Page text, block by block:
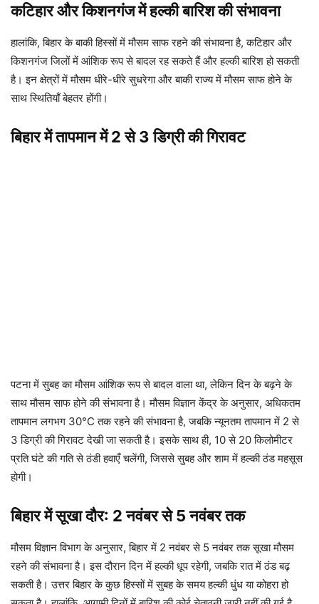
कटिहार और किशनगंज में हल्की बारिश की संभावना
हालांकि, बिहार के बाकी हिस्सों में मौसम साफ रहने की संभावना है, कटिहार और
किशनगंज जिलों में आंशिक रूप से बादल रह सकते हैं और हल्की बारिश हो सकती
है। इन क्षेत्रों में मौसम धीरे-धीरे सुधरेगा और बाकी राज्य में मौसम साफ होने के
साथ स्थितियाँ बेहतर होंगी।
बिहार में तापमान में 2 से 3 डिग्री की गिरावट
पटना में सुबह का मौसम आंशिक रूप से बादल वाला था, लेकिन दिन के बढ़ने के
साथ मौसम साफ होने की संभावना है। मौसम विज्ञान केंद्र के अनुसार, अधिकतम
तापमान लगभग 30°C तक रहने की संभावना है, जबकि न्यूनतम तापमान में 2 से
3 डिग्री की गिरावट देखी जा सकती है। इसके साथ ही, 10 से 20 किलोमीटर
प्रति घंटे की गति से ठंडी हवाएँ चलेंगी, जिससे सुबह और शाम में हल्की ठंड महसूस
होगी।
बिहार में सूखा दौर: 2 नवंबर से 5 नवंबर तक
मौसम विज्ञान विभाग के अनुसार, बिहार में 2 नवंबर से 5 नवंबर तक सूखा मौसम
रहने की संभावना है। इस दौरान दिन में हल्की धूप रहेगी, जबकि रात में ठंड बढ़
सकती है। उत्तर बिहार के कुछ हिस्सों में सुबह के समय हल्की धुंध या कोहरा हो